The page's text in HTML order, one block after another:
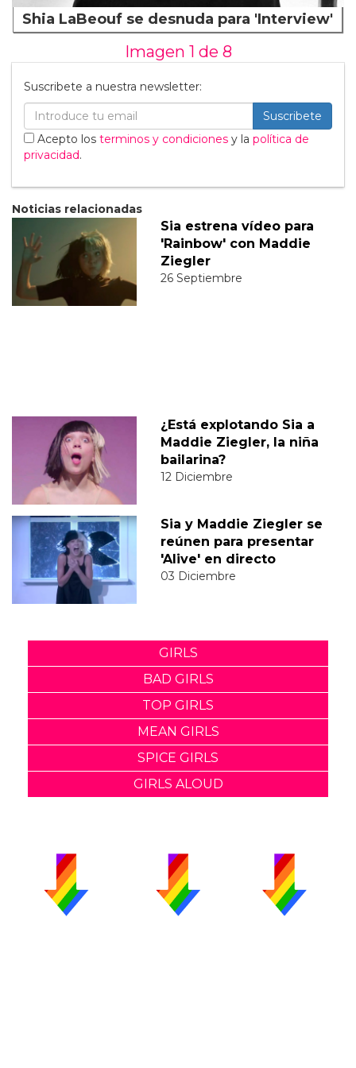
Shia LaBeouf se desnuda para 'Interview'
Imagen 1 de 8
Suscribete a nuestra newsletter:
Suscribete
Acepto los terminos y condiciones y la política de
privacidad.
Noticias relacionadas
Sia estrena vídeo para
'Rainbow' con Maddie
Ziegler
26 Septiembre
¿Está explotando Sia a
Maddie Ziegler, la niña
bailarina?
12 Diciembre
Sia y Maddie Ziegler se
reúnen para presentar
'Alive' en directo
03 Diciembre
GIRLS
BAD GIRLS
TOP GIRLS
MEAN GIRLS
SPICE GIRLS
GIRLS ALOUD